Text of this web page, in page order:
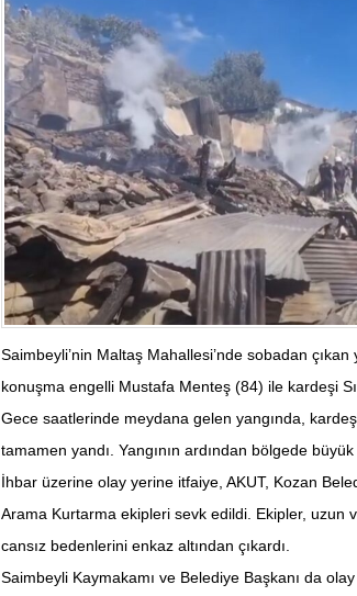
Saimbeyli’nin Maltaş Mahallesi’nde sobadan
konuşma engelli Mustafa Menteş (84) ile kardeşi
Gece saatlerinde meydana gelen yangında,
tamamen yandı. Yangının ardından bölgede
İhbar üzerine olay yerine itfaiye, AKUT, Kozan
Arama Kurtarma ekipleri sevk edildi. Ekipler, uzun
cansız bedenlerini enkaz altından çıkardı.
Saimbeyli Kaymakamı ve Belediye Başkanı da